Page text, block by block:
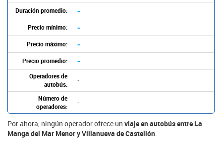
Duración promedio: -
Precio mínimo: -
Precio máximo: -
Precio promedio: -
Operadores de
autobús:
-
Número de
operadores:
-
Por ahora, ningún operador ofrece un viaje en autobús entre La
Manga del Mar Menor y Villanueva de Castellón.